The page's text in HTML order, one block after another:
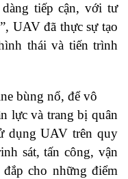
tiếp cận, với tư
UAV đã thực sự tạo
thái và tiến trình
bùng nổ, để vô
lực và trang bị quân
dụng UAV trên quy
sát, tấn công, vận
cho những điểm